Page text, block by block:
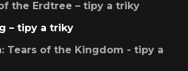
the Erdtree – tipy a triky
– tipy a triky
Tears of the Kingdom - tipy a